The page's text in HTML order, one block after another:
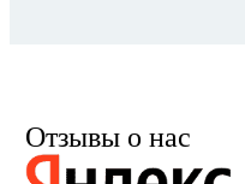
Отзывы о нас